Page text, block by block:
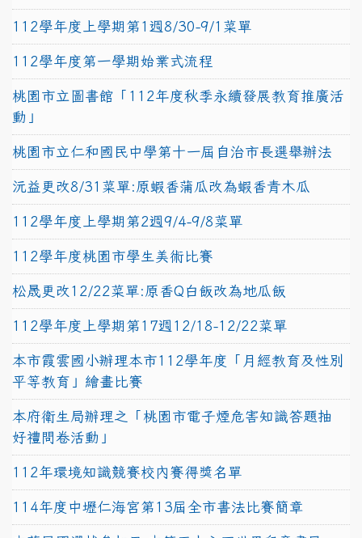
112學年度上學期第1週8/30-9/1菜單
112學年度第一學期始業式流程
桃園市立圖書館「112年度秋季永續發展教育推廣活
動」
桃園市立仁和國民中學第十一屆自治市長選舉辦法
沅益更改8/31菜單:原蝦香蒲瓜改為蝦香青木瓜
112學年度上學期第2週9/4-9/8菜單
112學年度桃園市學生美術比賽
松晟更改12/22菜單:原香Q白飯改為地瓜飯
112學年度上學期第17週12/18-12/22菜單
本市霞雲國小辦理本市112學年度「月經教育及性別
平等教育」繪畫比賽
本府衛生局辦理之「桃園市電子煙危害知識答題抽
好禮問卷活動」
112年環境知識競賽校內賽得獎名單
114年度中壢仁海宮第13屆全市書法比賽簡章